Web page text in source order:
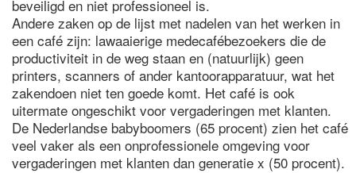
beveiligd en niet professioneel is.
Andere zaken op de lijst met nadelen van het werken in
een café zijn: lawaaierige medecafébezoekers die de
productiviteit in de weg staan en (natuurlijk) geen
printers, scanners of ander kantoorapparatuur, wat het
zakendoen niet ten goede komt. Het café is ook
uitermate ongeschikt voor vergaderingen met klanten.
De Nederlandse babyboomers (65 procent) zien het café
veel vaker als een onprofessionele omgeving voor
vergaderingen met klanten dan generatie x (50 procent).